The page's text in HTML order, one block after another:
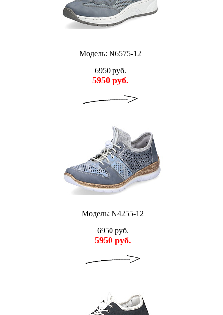
Модель: N6575-12
6950 руб.
5950 руб.
Модель: N4255-12
6950 руб.
5950 руб.